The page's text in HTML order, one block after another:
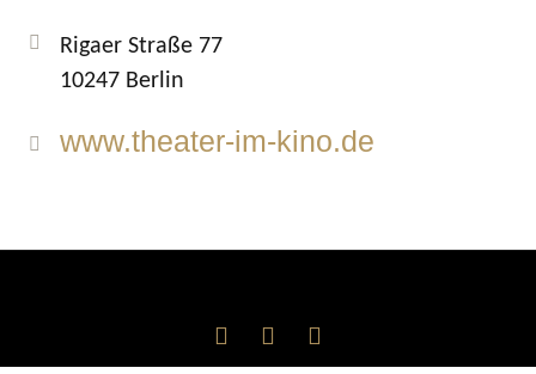
Rigaer Straße 77
10247 Berlin
www.theater-im-kino.de